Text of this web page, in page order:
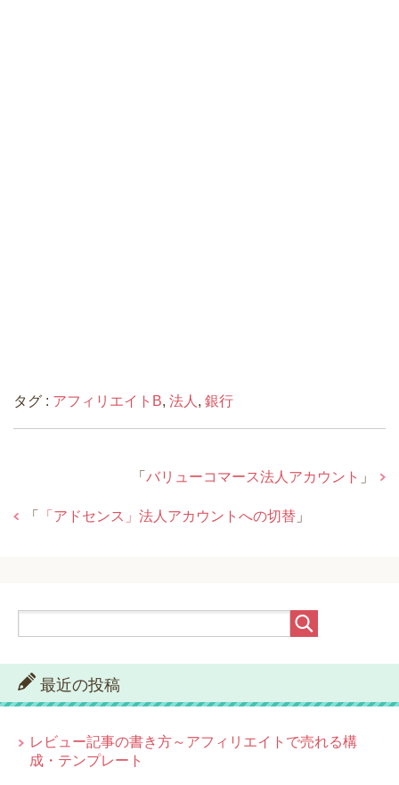
タグ : アフィリエイトB, 法人 , 銀行
「 バリューコマース法人アカウント 」
「 「アドセンス」法人アカウントへの切替 」
最近の投稿
レビュー記事の書き方～アフィリエイトで売れる構
成・テンプレート